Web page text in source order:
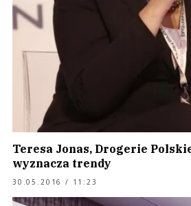
Teresa Jonas, Drogerie
wyznacza trendy
30.05.2016 / 11:23